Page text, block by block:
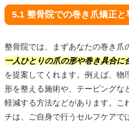
5.1 整骨院での巻き爪矯正と
整骨院では、まずあなたの巻き爪
一人ひとりの爪の形や巻き具合に
を提案してくれます。例えば、物
形を整える施術や、テーピングな
軽減する方法などがあります。こ
チは、ご自身で行うセルフケアで